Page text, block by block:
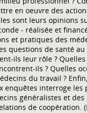
en oeuvre des
sont leurs opinions
- réalisée et
et pratiques des
questions de santé au
ils leur rôle ?
ils ? Quelles
du travail ?
enquêtes interroge les
généralistes et
de coopération.